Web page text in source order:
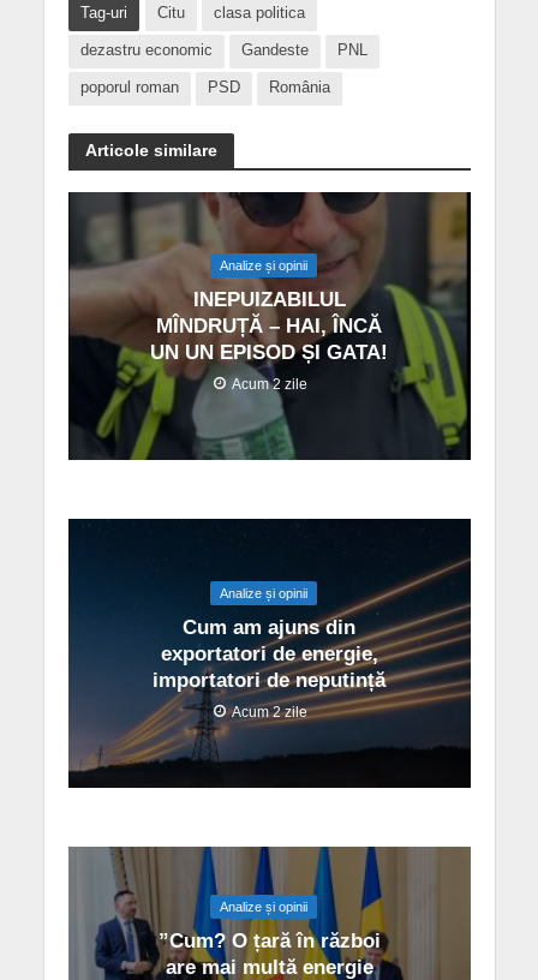
Tag-uri Citu clasa politica
dezastru economic Gandeste PNL
poporul roman PSD România
Articole similare
Analize și opinii
INEPUIZABILUL
MÎNDRUȚĂ – HAI, ÎNCĂ
UN UN EPISOD ȘI GATA!
Acum 2 zile
Analize și opinii
Cum am ajuns din
exportatori de energie,
importatori de neputință
Acum 2 zile
Analize și opinii
”Cum? O țară în război
are mai multă energie